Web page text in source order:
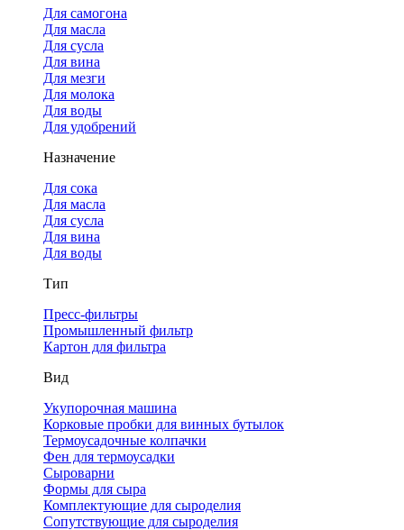
Для самогона
Для масла
Для сусла
Для вина
Для мезги
Для молока
Для воды
Для удобрений
Назначение
Для сока
Для масла
Для сусла
Для вина
Для воды
Тип
Пресс-фильтры
Промышленный фильтр
Картон для фильтра
Вид
Укупорочная машина
Корковые пробки для винных бутылок
Термоусадочные колпачки
Фен для термоусадки
Сыроварни
Формы для сыра
Комплектующие для сыроделия
Сопутствующие для сыроделия